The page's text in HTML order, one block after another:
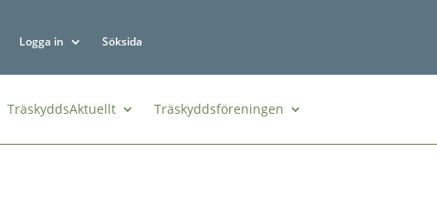
Logga in Söksida
TräskyddsAktuellt Träskyddsföreningen